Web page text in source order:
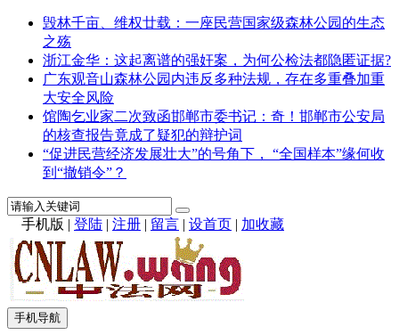
毁林千亩、维权廿载：一座民营国家级森林公园的生态
之殇
浙江金华：这起离谱的强奸案，为何公检法都隐匿证据?
广东观音山森林公园内违反多种法规，存在多重叠加重
大安全风险
馆陶乞业家二次致函邯郸市委书记：奇！邯郸市公安局
的核查报告竟成了疑犯的辩护词
“促进民营经济发展壮大”的号角下， “全国样本”缘何收
到“撤销令”？
手机版 | 登陆 | 注册 | 留言 | 设首页 | 加收藏
手机导航